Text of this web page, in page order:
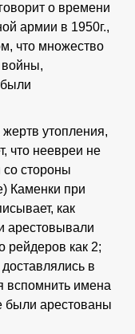
о времени
армии в 1950г.,
что множество
утопления,
что неевреи не
со стороны
Каменки при
как
арестовывали
рейдеров как 2;
в
вспомнить имена
были арестованы